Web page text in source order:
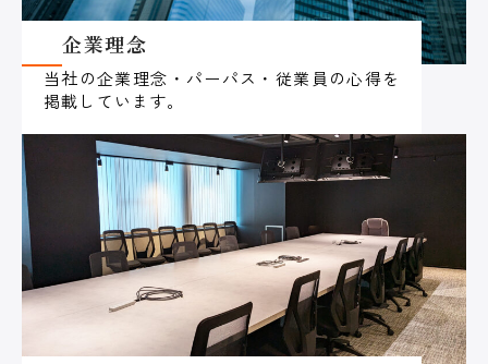
企業理念
当社の企業理念・パーパス・従業員の心得を
掲載しています。